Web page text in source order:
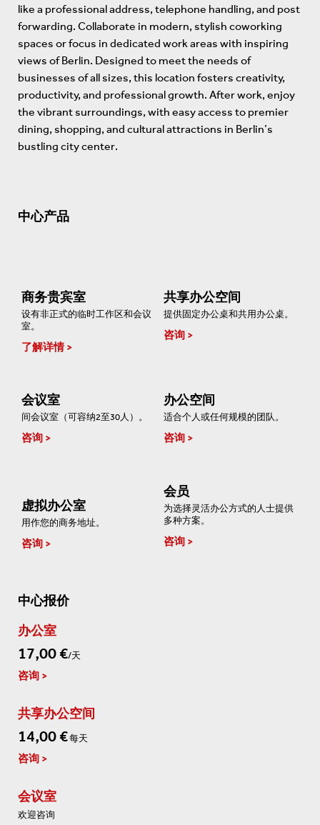
like a professional address, telephone handling, and post
forwarding. Collaborate in modern, stylish coworking
spaces or focus in dedicated work areas with inspiring
views of Berlin. Designed to meet the needs of
businesses of all sizes, this location fosters creativity,
productivity, and professional growth. After work, enjoy
the vibrant surroundings, with easy access to premier
dining, shopping, and cultural attractions in Berlin’s
bustling city center.
中心产品
商务贵宾室
设有非正式的临时工作区和会议
室。
了解详情
共享办公空间
提供固定办公桌和共用办公桌。
咨询
会议室
间会议室（可容纳2至30人）。
咨询
办公空间
适合个人或任何规模的团队。
咨询
虚拟办公室
用作您的商务地址。
咨询
会员
为选择灵活办公方式的人士提供
多种方案。
咨询
中心报价
办公室
17,00 €/天
咨询
共享办公空间
14,00 €每天
咨询
会议室
欢迎咨询